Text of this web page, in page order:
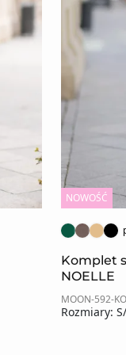
NOWOŚĆ
Komplet
NOELLE
MOON-592-
Rozmiary: